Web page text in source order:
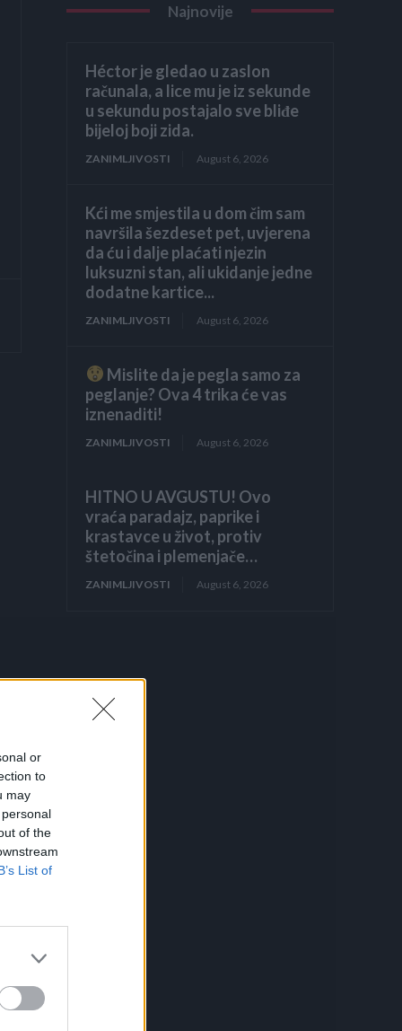
or
to
may
of the
List of
Najnovije
Héctor je gledao u zaslon
računala, a lice mu je iz sekunde
u sekundu postajalo sve bliđe
bijeloj boji zida.
ZANIMLJIVOSTI August 6, 2026
Kći me smjestila u dom čim sam
navršila šezdeset pet, uvjerena
da ću i dalje plaćati njezin
luksuzni stan, ali ukidanje jedne
dodatne kartice...
ZANIMLJIVOSTI August 6, 2026
Mislite da je pegla samo za
peglanje? Ova 4 trika će vas
iznenaditi!
ZANIMLJIVOSTI August 6, 2026
HITNO U AVGUSTU! Ovo
vraća paradajz, paprike i
krastavce u život, protiv
štetočina i plemenjače…
ZANIMLJIVOSTI August 6, 2026